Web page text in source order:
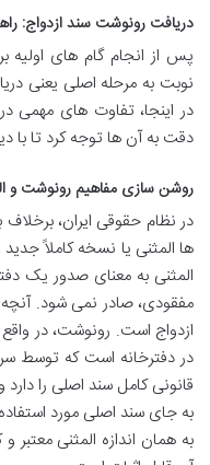
دریافت رونوشت سند ازدواج:
پس از انجام گام های اولیه
نوبت به مرحله اصلی یعنی
در اینجا، تفاوت های مهمی
دقت به آن ها توجه کرد تا با
روشن سازی مفاهیم رونوشت و
در نظام حقوقی ایران،
ها المثنی یا نسخه کاملاً
المثنی به معنای صدور یک
مفقودی، صادر نمی شود.
ازدواج است. رونوشت، در
در دفترخانه است که توسط
قانونی کامل سند اصلی را
به جای سند اصلی مورد استفاده
به همان اندازه المثنی